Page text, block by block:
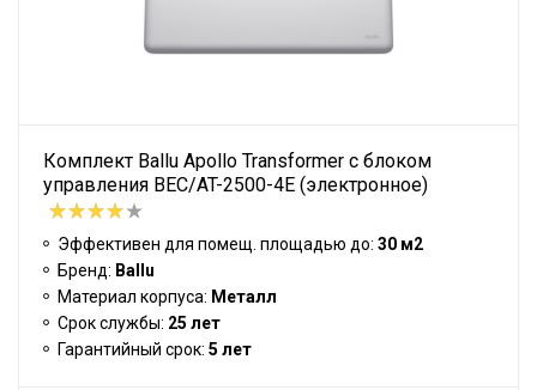
Комплект Ballu Apollo Transformer с блоком
управления BEC/AT-2500-4E (электронное)
Эффективен для помещ. площадью до: 30 м2
Бренд: Ballu
Материал корпуса: Металл
Срок службы: 25 лет
Гарантийный срок: 5 лет